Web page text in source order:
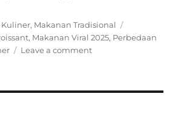
Categories
Kuliner, Makanan Tradisional
, Makanan Viral 2025, Perbedaan
Leave a commenton